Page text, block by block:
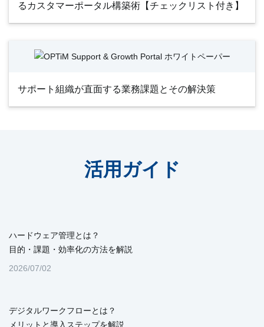
るカスタマーポータル構築術【チェックリスト付き】
サポート組織が直面する業務課題とその解決策
活用ガイド
ハードウェア管理とは？
目的・課題・効率化の方法を解説
2026/07/02
デジタルワークフローとは？
メリットと導入ステップを解説